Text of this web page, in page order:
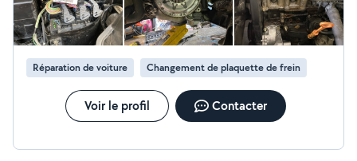
Réparation de voiture Changement de plaquette de frein
Voir le profil Contacter